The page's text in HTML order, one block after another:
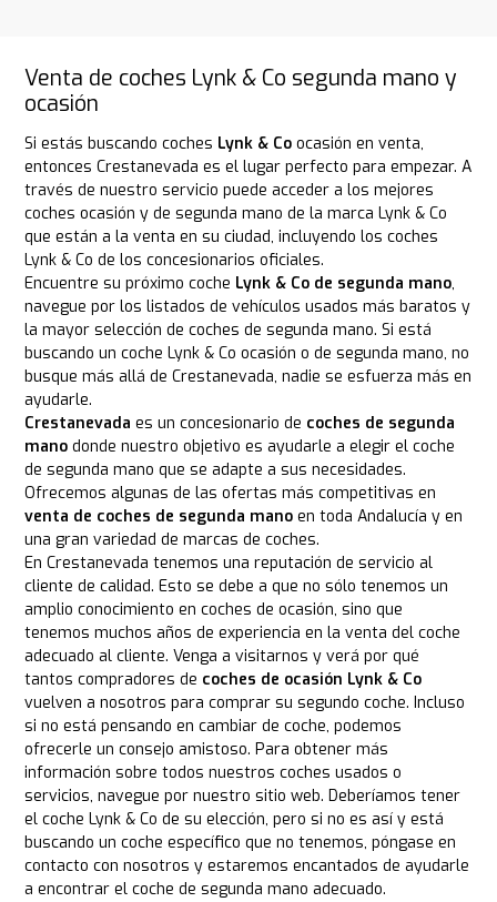
Venta de coches Lynk & Co segunda mano y
ocasión
Si estás buscando coches Lynk & Co ocasión en venta,
entonces Crestanevada es el lugar perfecto para empezar. A
través de nuestro servicio puede acceder a los mejores
coches ocasión y de segunda mano de la marca Lynk & Co
que están a la venta en su ciudad, incluyendo los coches
Lynk & Co de los concesionarios oficiales.
Encuentre su próximo coche Lynk & Co de segunda mano,
navegue por los listados de vehículos usados más baratos y
la mayor selección de coches de segunda mano. Si está
buscando un coche Lynk & Co ocasión o de segunda mano, no
busque más allá de Crestanevada, nadie se esfuerza más en
ayudarle.
Crestanevada es un concesionario de coches de segunda
mano donde nuestro objetivo es ayudarle a elegir el coche
de segunda mano que se adapte a sus necesidades.
Ofrecemos algunas de las ofertas más competitivas en
venta de coches de segunda mano en toda Andalucía y en
una gran variedad de marcas de coches.
En Crestanevada tenemos una reputación de servicio al
cliente de calidad. Esto se debe a que no sólo tenemos un
amplio conocimiento en coches de ocasión, sino que
tenemos muchos años de experiencia en la venta del coche
adecuado al cliente. Venga a visitarnos y verá por qué
tantos compradores de coches de ocasión Lynk & Co
vuelven a nosotros para comprar su segundo coche. Incluso
si no está pensando en cambiar de coche, podemos
ofrecerle un consejo amistoso. Para obtener más
información sobre todos nuestros coches usados o
servicios, navegue por nuestro sitio web. Deberíamos tener
el coche Lynk & Co de su elección, pero si no es así y está
buscando un coche específico que no tenemos, póngase en
contacto con nosotros y estaremos encantados de ayudarle
a encontrar el coche de segunda mano adecuado.